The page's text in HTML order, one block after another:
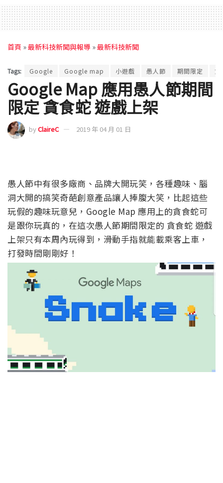
首頁 »最新科技新聞與報導 »最新科技新聞
Tags: Google Google map 小遊戲 愚人節 期間限定 貪
Google Map 應用愚人節期間
限定 貪食蛇 遊戲上架
byClaireC 2019 年 04 月 01 日
愚人節中有很多廠商、品牌大開玩笑，各種趣味、腦
洞大開的搞笑奇葩創意產品讓人捧腹大笑，比起這些
玩假的趣味玩意兒，Google Map 應用上的貪食蛇可
是跟你玩真的，在這次愚人節期間限定的 貪食蛇 遊戲
上架只有本周內玩得到，滑動手指就能載乘客上車，
打發時間剛剛好！